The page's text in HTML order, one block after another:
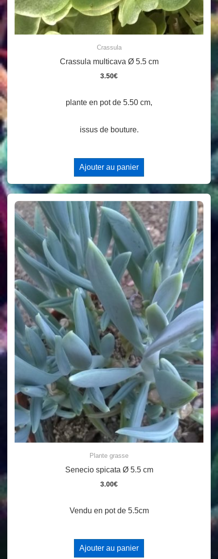
Crassula
Crassula multicava Ø 5.5 cm
3.50€
plante en pot de 5.50 cm,
issus de bouture.
Ajouter au panier
Plante grasse
Senecio spicata Ø 5.5 cm
3.00€
Vendu en pot de 5.5cm
Ajouter au panier